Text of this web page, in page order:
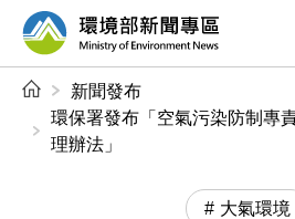
前往中央內容區塊
環境部新聞專
新聞發布
環保署發布「空氣污染防制專
理辦法」
大氣環境